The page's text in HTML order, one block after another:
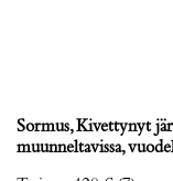
Sormus, Kivettynyt
muunneltavissa,